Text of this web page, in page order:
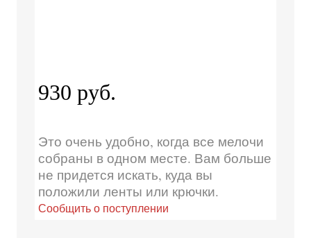
930 руб.
Это очень удобно, когда все мелочи
собраны в одном месте. Вам больше
не придется искать, куда вы
положили ленты или крючки.
Сообщить о поступлении